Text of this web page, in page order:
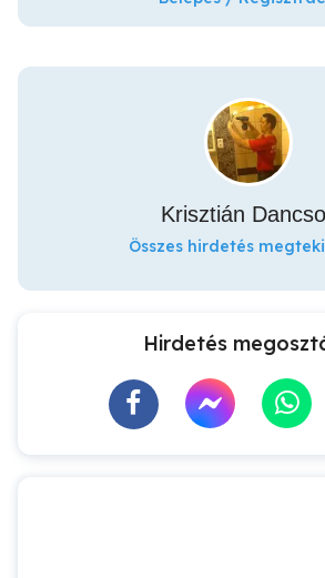
Krisztián
Összes hirdetés
Hirdetés